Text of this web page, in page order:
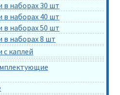
в наборах 30 шт
в наборах 40 шт
в наборах 50 шт
в наборах 8 шт
с каплей